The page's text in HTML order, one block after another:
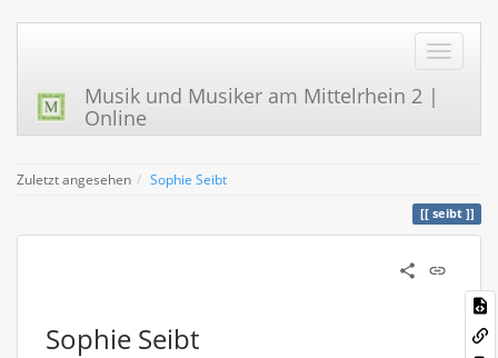
Musik und Musiker am Mittelrhein 2 |
Online
Zuletzt angesehen Sophie Seibt
seibt
Sophie Seibt